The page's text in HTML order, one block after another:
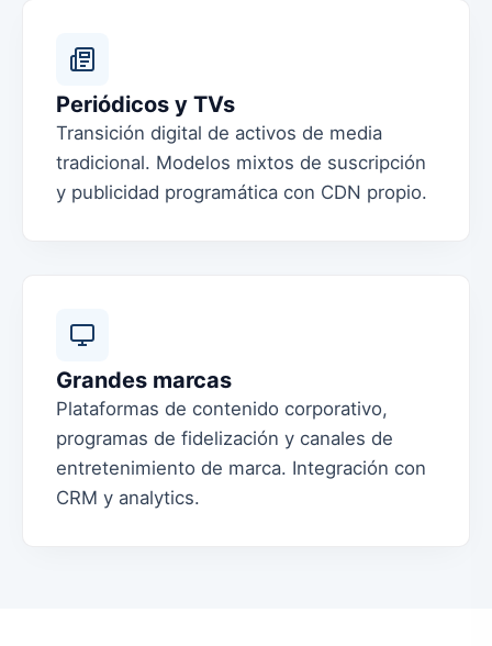
Periódicos y TVs
Transición digital de activos de media
tradicional. Modelos mixtos de suscripción
y publicidad programática con CDN propio.
Grandes marcas
Plataformas de contenido corporativo,
programas de fidelización y canales de
entretenimiento de marca. Integración con
CRM y analytics.